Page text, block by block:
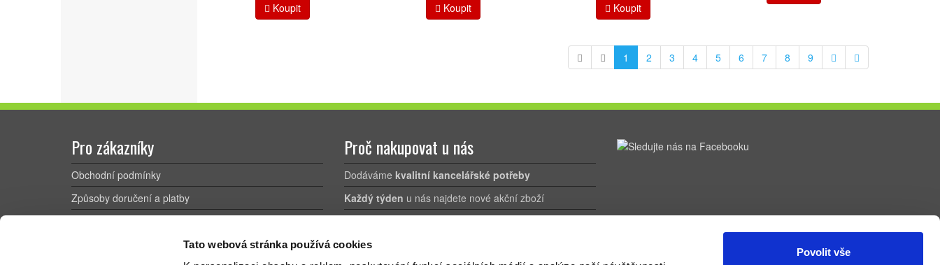
Tato webová stránka používá cookies
Povolit vše
Koupit
Koupit
Koupit
1 2 3 4 5 6 7 8 9
Pro zákazníky
Obchodní podmínky
Způsoby doručení a platby
Proč nakupovat u nás
Dodáváme kvalitní kancelářské potřeby
Každý týden u nás najdete nové akční zboží